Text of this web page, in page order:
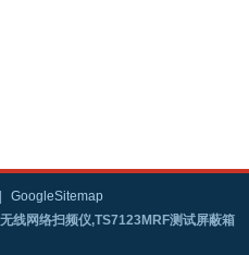
GoogleSitemap
线网络扫频仪,TS7123MRF测试屏蔽箱